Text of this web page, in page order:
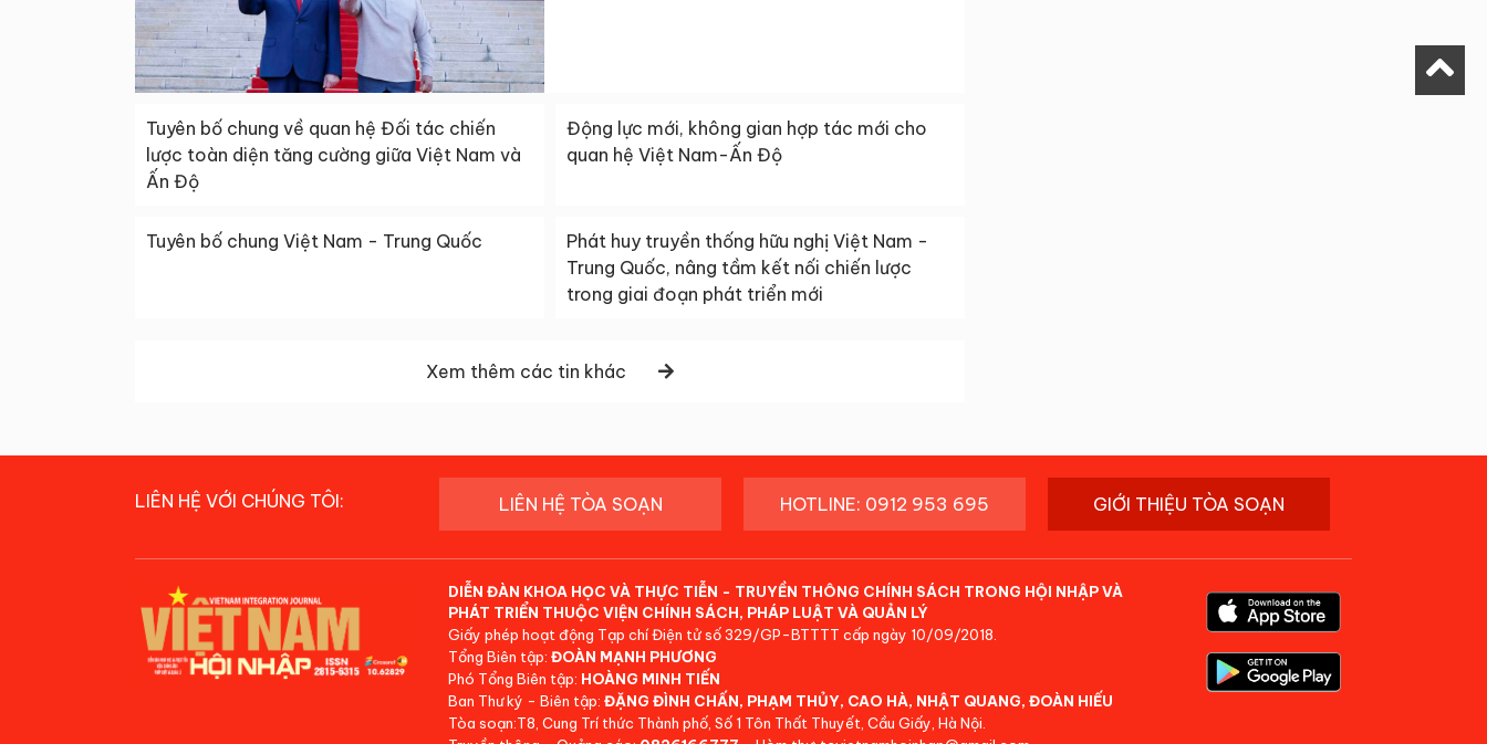
Tuyên bố chung về quan hệ Đối tác chiến
lược toàn diện tăng cường giữa Việt Nam và
Ấn Độ
Động lực mới, không gian hợp tác mới cho
quan hệ Việt Nam-Ấn Độ
Tuyên bố chung Việt Nam - Trung Quốc
Phát huy truyền thống hữu nghị Việt Nam -
Trung Quốc, nâng tầm kết nối chiến lược
trong giai đoạn phát triển mới
Xem thêm các tin khác
LIÊN HỆ VỚI CHÚNG TÔI: LIÊN HỆ TÒA SOẠN HOTLINE: 0912 953 695 GIỚI THIỆU TÒA SOẠN
DIỄN ĐÀN KHOA HỌC VÀ THỰC TIỄN - TRUYỀN THÔNG CHÍNH SÁCH TRONG HỘI NHẬP VÀ
PHÁT TRIỂN THUỘC VIỆN CHÍNH SÁCH, PHÁP LUẬT VÀ QUẢN LÝ
Giấy phép hoạt động Tạp chí Điện tử số 329/GP-BTTTT cấp ngày 10/09/2018.
Tổng Biên tập: ĐOÀN MẠNH PHƯƠNG
Phó Tổng Biên tập: HOÀNG MINH TIẾN
Ban Thư ký - Biên tập: ĐẶNG ĐÌNH CHẤN, PHẠM THỦY, CAO HÀ, NHẬT QUANG, ĐOÀN HIẾU
Tòa soạn:T8, Cung Trí thức Thành phố, Số 1 Tôn Thất Thuyết, Cầu Giấy, Hà Nội.